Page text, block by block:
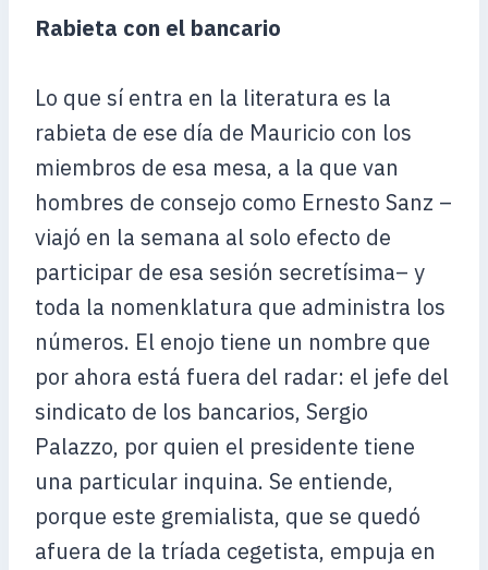
Rabieta con el bancario
Lo que sí entra en la literatura es la
rabieta de ese día de Mauricio con los
miembros de esa mesa, a la que van
hombres de consejo como Ernesto Sanz –
viajó en la semana al solo efecto de
participar de esa sesión secretísima– y
toda la nomenklatura que administra los
números. El enojo tiene un nombre que
por ahora está fuera del radar: el jefe del
sindicato de los bancarios, Sergio
Palazzo, por quien el presidente tiene
una particular inquina. Se entiende,
porque este gremialista, que se quedó
afuera de la tríada cegetista, empuja en